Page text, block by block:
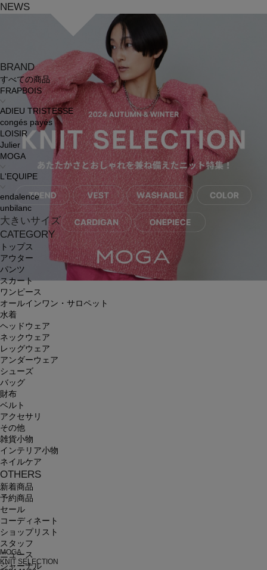
BRAND
すべての商品
FRAPBOIS
ADIEU TRISTESSE
congés payés
LOISIR
Julier
MOGA
L'EQUIPE
endalence
unbilanc
大きいサイズ
CATEGORY
トップス
アウター
パンツ
スカート
ワンピース
オールインワン・サロペット
水着
ヘッドウェア
ネックウェア
レッグウェア
アンダーウェア
シューズ
バッグ
財布
ベルト
アクセサリ
その他
雑貨小物
インテリア小物
ネイルケア
OTHERS
新着商品
予約商品
セール
コーディネート
ショップリスト
スタッフ
ニュース
ジャーナル
NEWS
MOGA
KNIT SELECTION